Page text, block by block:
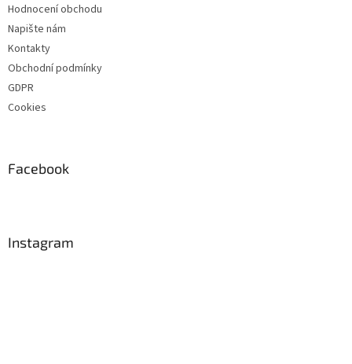
Hodnocení obchodu
Napište nám
Kontakty
Obchodní podmínky
GDPR
Cookies
Facebook
Instagram